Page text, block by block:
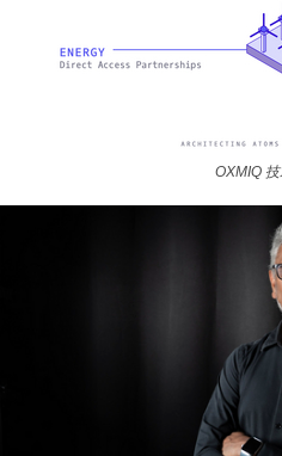
OXMIQ